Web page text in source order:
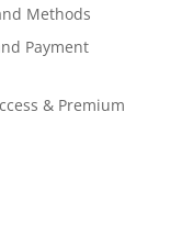
Methods
Payment
& Premium